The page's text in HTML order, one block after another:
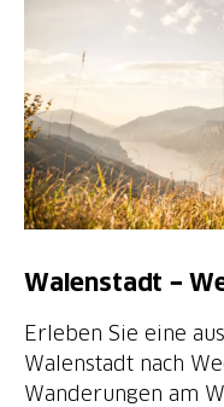
Walenstadt −
Erleben Sie eine
Walenstadt nach
Wanderungen am